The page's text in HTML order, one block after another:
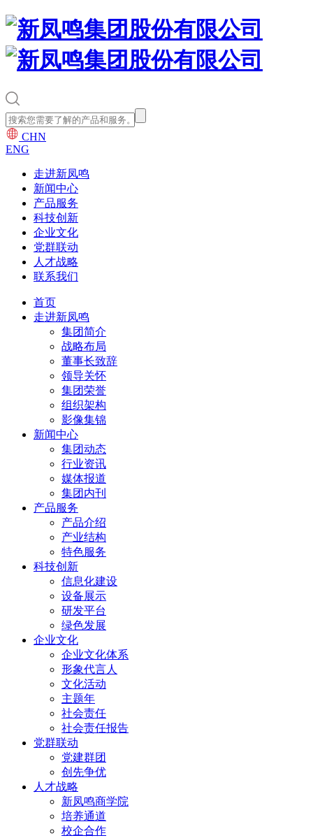
CHN
ENG
走进新凤鸣
新闻中心
产品服务
科技创新
企业文化
党群联动
人才战略
联系我们
首页
走进新凤鸣
集团简介
战略布局
董事长致辞
领导关怀
集团荣誉
组织架构
影像集锦
新闻中心
集团动态
行业资讯
媒体报道
集团内刊
产品服务
产品介绍
产业结构
特色服务
科技创新
信息化建设
设备展示
研发平台
绿色发展
企业文化
企业文化体系
形象代言人
文化活动
主题年
社会责任
社会责任报告
党群联动
党建群团
创先争优
人才战略
新凤鸣商学院
培养通道
校企合作